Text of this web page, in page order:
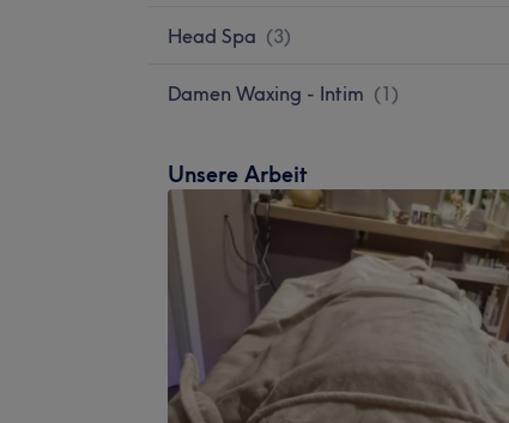
Head Spa (3)
Damen Waxing - Intim (1)
Unsere Arbeit